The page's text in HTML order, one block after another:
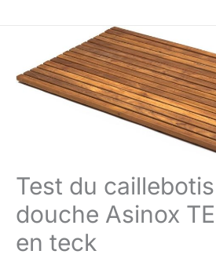
Test du
douche Asinox
en teck